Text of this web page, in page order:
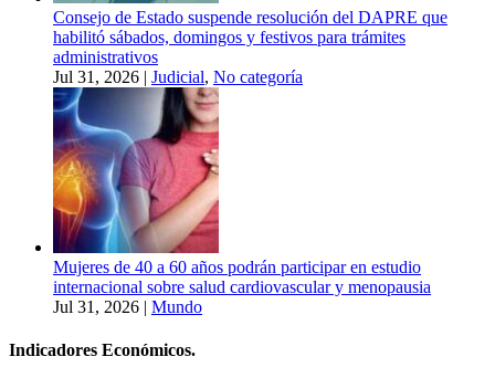
Consejo de Estado suspende resolución del DAPRE que
habilitó sábados, domingos y festivos para trámites
administrativos
Jul 31, 2026 | Judicial, No categoría
Mujeres de 40 a 60 años podrán participar en estudio
internacional sobre salud cardiovascular y menopausia
Jul 31, 2026 | Mundo
Indicadores Económicos.